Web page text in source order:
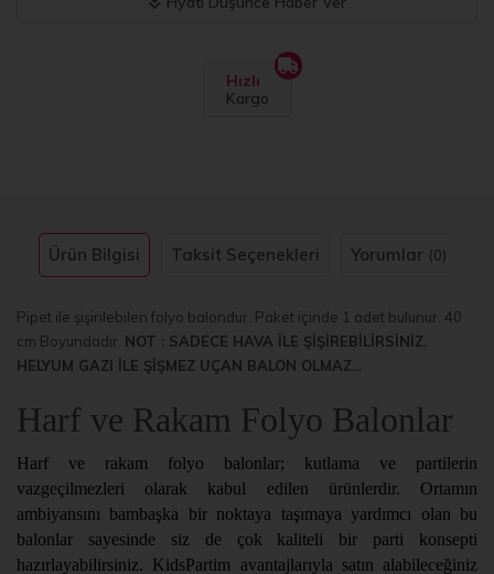
Hızlı
Kargo
Ürün Bilgisi Taksit Seçenekleri Yorumlar (0)
Pipet ile şişirilebilen folyo balondur. Paket içinde 1 adet bulunur. 40
cm Boyundadır. NOT : SADECE HAVA İLE ŞİŞİREBİLİRSİNİZ.
HELYUM GAZI İLE ŞİŞMEZ UÇAN BALON OLMAZ...
Harf ve Rakam Folyo Balonlar
Harf ve rakam folyo balonlar; kutlama ve partilerin
vazgeçilmezleri olarak kabul edilen ürünlerdir. Ortamın
ambiyansını bambaşka bir noktaya taşımaya yardımcı olan bu
balonlar sayesinde siz de çok kaliteli bir parti konsepti
hazırlayabilirsiniz. KidsPartim avantajlarıyla satın alabileceğiniz